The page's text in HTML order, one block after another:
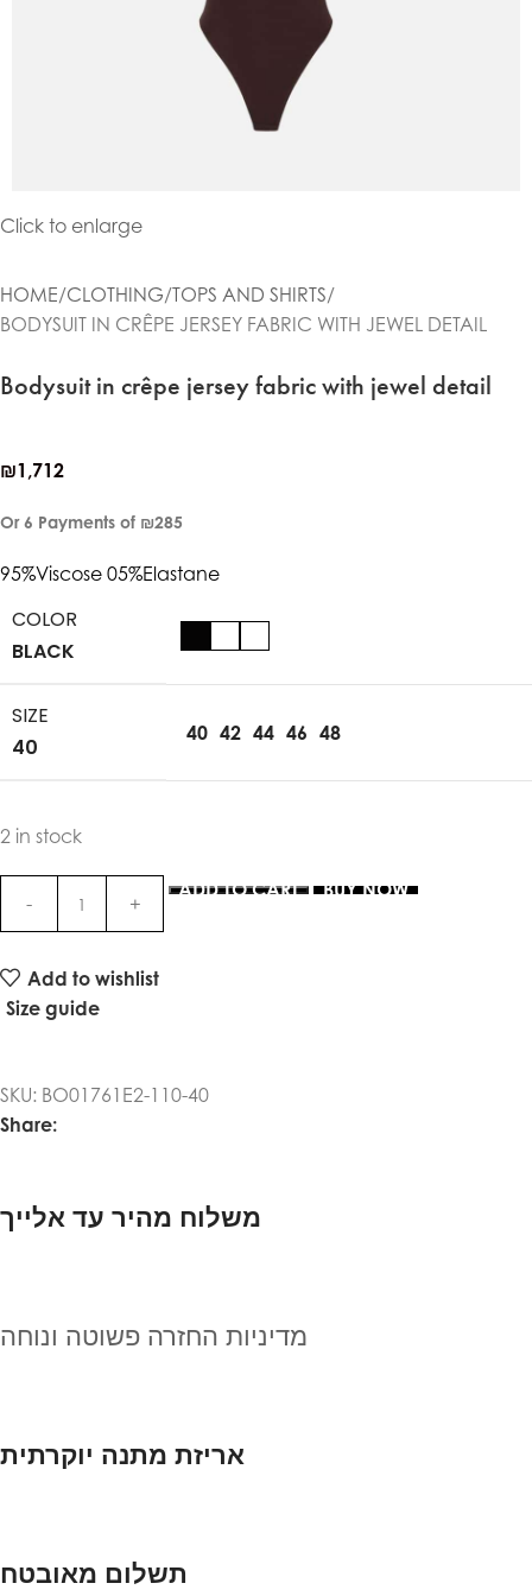
Click to enlarge
HOME CLOTHING TOPS AND SHIRTS
BODYSUIT IN CRÊPE JERSEY FABRIC WITH JEWEL DETAIL
Bodysuit in crêpe jersey fabric with jewel detail
₪1,712
Or 6 Payments of ₪285
95%Viscose 05%Elastane
COLOR
BLACK
SIZE
40
40 42 44 46 48
2 in stock
ADD TO CART BUY NOW
Add to wishlist
Size guide
SKU: BO01761E2-110-40
Share:
משלוח מהיר עד אלייך
מדיניות החזרה פשוטה ונוחה
אריזת מתנה יוקרתית
תשלום מאובטח